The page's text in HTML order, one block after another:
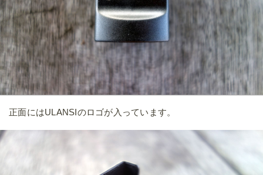
正面にはULANSIのロゴが入っています。